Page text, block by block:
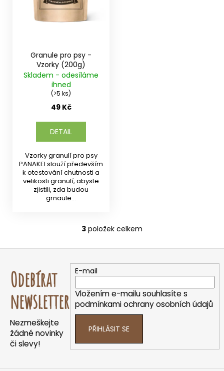
Granule pro psy -
Vzorky (200g)
Skladem - odesíláme
ihned
(>5 ks)
49 Kč
DETAIL
Vzorky granulí pro psy
PANAKEI slouží především
k otestování chutnosti a
velikosti granulí, abyste
zjistili, zda budou
grnaule...
O
v
á
d
a
c
í
r
v
y
3 položek celkem
Odebírat
newsletter
Nezmeškejte
žádné novinky
či slevy!
E-mail
Vložením e-mailu souhlasíte s
podmínkami ochrany osobních údajů
PŘIHLÁSIT SE